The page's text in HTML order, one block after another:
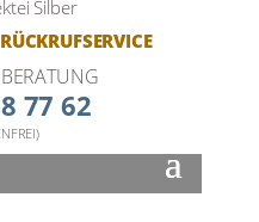
RÜCKRUFSERVICE
77 62